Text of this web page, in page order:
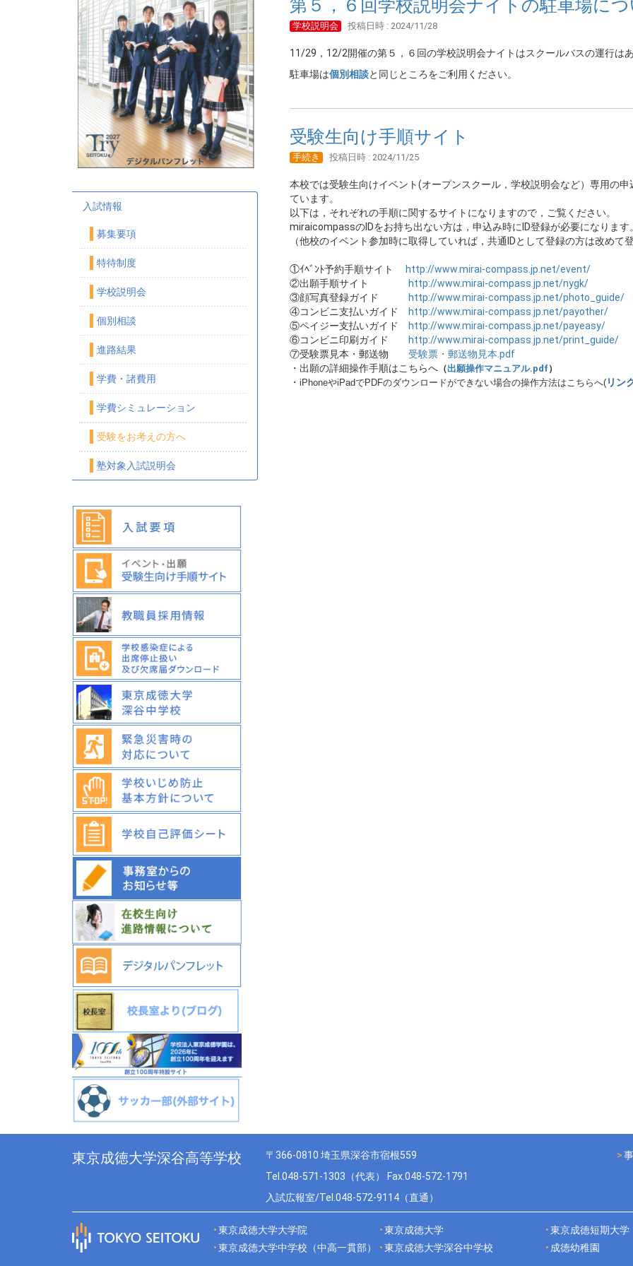
第５，６回学校説明会ナイトの駐車場に
学校説明会 投稿日時 : 2024/11/28
11/29，12/2開催の第５，６回の学校説明会ナイトはスクールバスの運行は
駐車場は個別相談と同じところをご利用ください。
受験生向け手順サイト
手続き 投稿日時 : 2024/11/25
本校では受験生向けイベント(オープンスクール，学校説明会など）専用の
ています。
以下は，それぞれの手順に関するサイトになりますので，ご覧ください。
miraicompassのIDをお持ち出ない方は，申込み時にID登録が必要になります
（他校のイベント参加時に取得していれば，共通IDとして登録の方は改めて
①ｲﾍﾞﾝﾄ予約手順サイト
http://www.mirai-compass.jp.net/event/
②出願手順サイト
http://www.mirai-compass.jp.net/nygk/
③顔写真登録ガイド
http://www.mirai-compass.jp.net/photo_guide/
④コンビニ支払いガイド
http://www.mirai-compass.jp.net/payother/
⑤ペイジー支払いガイド
http://www.mirai-compass.jp.net/payeasy/
⑥コンビニ印刷ガイド
http://www.mirai-compass.jp.net/print_guide/
⑦受験票見本・郵送物 受験票・郵送物見本.pdf
・出願の詳細操作手順はこちらへ（出願操作マニュアル.pdf）
・ iPhoneやiPadでPDFのダウンロードができない場合の操作方法はこちらへ(リン
入試情報
募集要項
特待制度
学校説明会
個別相談
進路結果
学費・諸費用
学費シミュレーション
受験をお考えの方へ
塾対象入試説明会
東京成徳大学深谷高等学校
〒366-0810 埼玉県深谷市宿根559
Tel.048-571-1303（代表） Fax.048-572-1791
入試広報室/Tel.048-572-9114（直通）
東京成徳大学大学院 東京成徳大学
東京成徳短期大学
東京成徳大学中学校（中高一貫部）
東京成徳大学深谷中学校 成徳幼稚園